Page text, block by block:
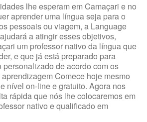
lhe esperam em Camaçari e no
aprender uma língua seja para o
pessoais ou viagem, a Language
a atingir esses objetivos,
um professor nativo da língua que
e que já está preparado para
personalizado de acordo com os
Comece hoje mesmo
nível on-line e gratuito. Agora nos
rápida que nós lhe colocaremos em
nativo e qualificado em